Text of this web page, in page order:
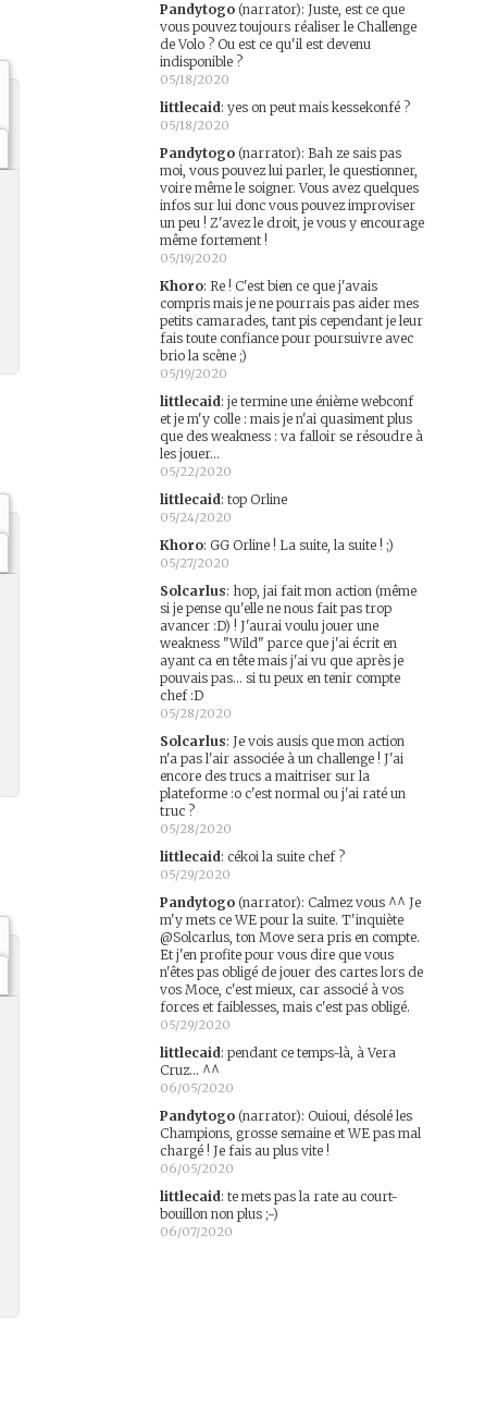
Pandytogo(narrator): Juste, est ce que
vous pouvez toujours réaliser le Challenge
de Volo ? Ou est ce qu'il est devenu
indisponible ?
05/18/2020
littlecaid: yes on peut mais kessekonfé ?
05/18/2020
Pandytogo(narrator): Bah ze sais pas
moi, vous pouvez lui parler, le questionner,
voire même le soigner. Vous avez quelques
infos sur lui donc vous pouvez improviser
un peu ! Z'avez le droit, je vous y encourage
même fortement !
05/19/2020
Khoro: Re ! C'est bien ce que j'avais
compris mais je ne pourrais pas aider mes
petits camarades, tant pis cependant je leur
fais toute confiance pour poursuivre avec
brio la scène ;)
05/19/2020
littlecaid: je termine une énième webconf
et je m'y colle : mais je n'ai quasiment plus
que des weakness : va falloir se résoudre à
les jouer...
05/22/2020
littlecaid: top Orline
05/24/2020
Khoro: GG Orline ! La suite, la suite ! ;)
05/27/2020
Solcarlus: hop, jai fait mon action (même
si je pense qu'elle ne nous fait pas trop
avancer :D) ! J'aurai voulu jouer une
weakness "Wild" parce que j'ai écrit en
ayant ca en tête mais j'ai vu que après je
pouvais pas... si tu peux en tenir compte
chef :D
05/28/2020
Solcarlus: Je vois ausis que mon action
n'a pas l'air associée à un challenge ! J'ai
encore des trucs a maitriser sur la
plateforme :o c'est normal ou j'ai raté un
truc ?
05/28/2020
littlecaid: cékoi la suite chef ?
05/29/2020
Pandytogo(narrator): Calmez vous ^^ Je
m'y mets ce WE pour la suite. T'inquiète
@Solcarlus, ton Move sera pris en compte.
Et j'en profite pour vous dire que vous
n'êtes pas obligé de jouer des cartes lors de
vos Moce, c'est mieux, car associé à vos
forces et faiblesses, mais c'est pas obligé.
05/29/2020
littlecaid: pendant ce temps-là, à Vera
Cruz... ^^
06/05/2020
Pandytogo(narrator): Ouioui, désolé les
Champions, grosse semaine et WE pas mal
chargé ! Je fais au plus vite !
06/05/2020
littlecaid: te mets pas la rate au court-
bouillon non plus ;-)
06/07/2020